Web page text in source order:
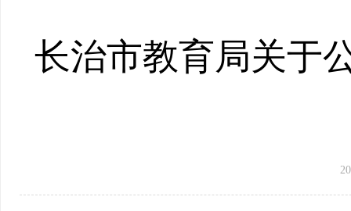
长治市教育局关于